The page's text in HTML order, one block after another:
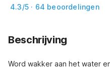
4.3/5 · 64 beoordelingen
Beschrijving
Word wakker aan het water